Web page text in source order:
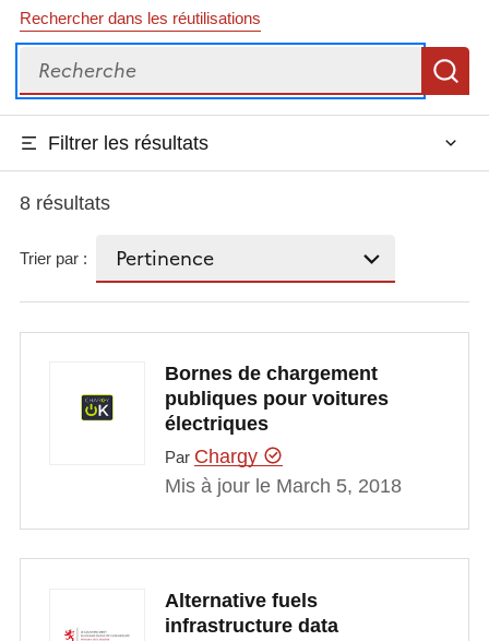
Rechercher dans les réutilisations
Recherche
Filtrer les résultats
8 résultats
Trier par :
Bornes de chargement
publiques pour voitures
électriques
Par Chargy
Mis à jour le March 5, 2018
Alternative fuels
infrastructure data